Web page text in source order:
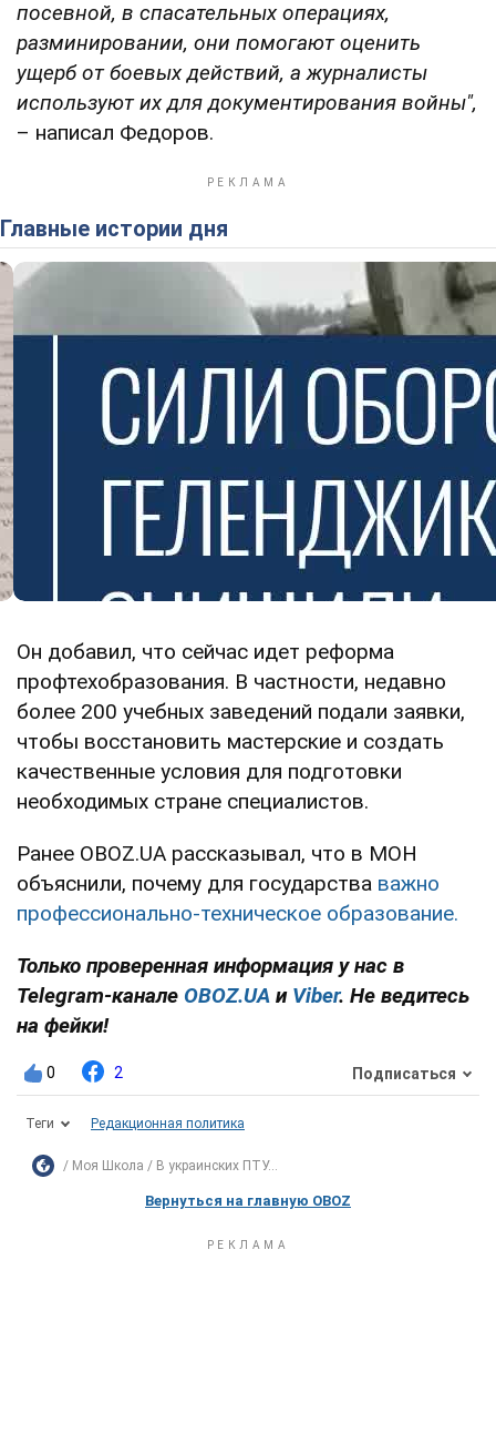
посевной, в спасательных операциях,
разминировании, они помогают оценить
ущерб от боевых действий, а журналисты
используют их для документирования войны",
– написал Федоров.
Главные истории дня
Он добавил, что сейчас идет реформа
профтехобразования. В частности, недавно
более 200 учебных заведений подали заявки,
чтобы восстановить мастерские и создать
качественные условия для подготовки
необходимых стране специалистов.
Ранее OBOZ.UA рассказывал, что в МОН
объяснили, почему для государства важно
профессионально-техническое образование.
Только проверенная информация у нас в
Telegram-канале OBOZ.UA и Viber. Не ведитесь
на фейки!
0 2 Подписаться
Теги Редакционная политика
Моя Школа В украинских ПТУ...
Вернуться на главную OBOZ